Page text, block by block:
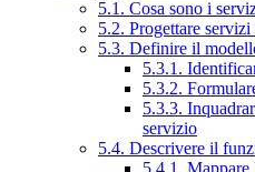
5.1. Cosa sono i
5.2. Progettare
5.3. Definire il
5.3.1.
5.3.2.
5.3.3.
servizio
5.4. Descrivere il
5.4.1. Mappare